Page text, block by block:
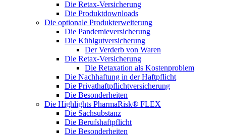
Die Retax-Versicherung
Die Produktdownloads
Die optionale Produkterweiterung
Die Pandemieversicherung
Die Kühlgutversicherung
Der Verderb von Waren
Die Retax-Versicherung
Die Retaxation als Kostenproblem
Die Nachhaftung in der Haftpflicht
Die Privathaftpflichtversicherung
Die Besonderheiten
Die Highlights PharmaRisk® FLEX
Die Sachsubstanz
Die Berufshaftpflicht
Die Besonderheiten